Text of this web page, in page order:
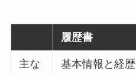
履歴書
主な
基本情報と経歴